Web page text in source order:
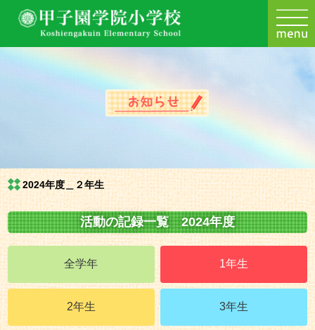
2024年度＿２年生
活動の記録一覧 2024年度
全学年 1年生
2年生 3年生